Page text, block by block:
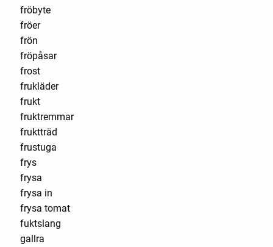
fröbyte
fröer
frön
fröpåsar
frost
frukläder
frukt
fruktremmar
fruktträd
frustuga
frys
frysa
frysa in
frysa tomat
fuktslang
gallra